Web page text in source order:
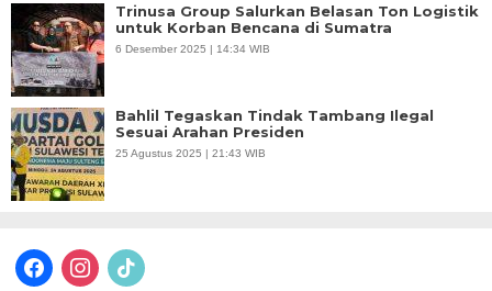
Trinusa Group Salurkan Belasan Ton Logistik
untuk Korban Bencana di Sumatra
6 Desember 2025 | 14:34 WIB
Bahlil Tegaskan Tindak Tambang Ilegal
Sesuai Arahan Presiden
25 Agustus 2025 | 21:43 WIB
facebookinstagram
tiktok